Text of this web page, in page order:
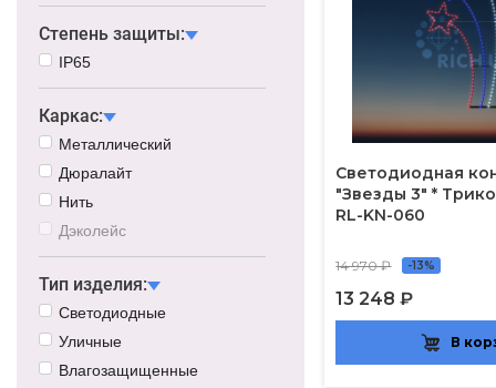
Степень защиты:
IP65
Каркас:
Металлический
Дюралайт
Нить
Дэколейс
Тип изделия:
Светодиодные
Уличные
Влагозащищенные
Светодиодная
"Звезды 3" *
RL-KN-060
14 970 ₽ -13%
13 248 ₽
В